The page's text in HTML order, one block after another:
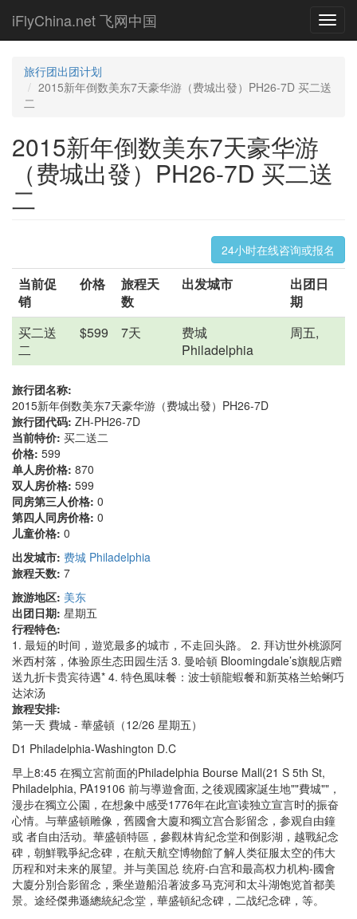
main
iFlyChina.net 飞网中国
旅行团出团计划
2015新年倒数美东7天豪华游（费城出發）PH26-7D 买二送
二
2015新年倒数美东7天豪华游
（费城出發）PH26-7D 买二送
二
24小时在线咨询或报名
当前促
销
价格
旅程天
数
出发城市
出团日
期
买二送
二
$599 7天
费城
Philadelphia
周五,
旅行团名称:
2015新年倒数美东7天豪华游（费城出發）PH26-7D
旅行团代码: ZH-PH26-7D
当前特价: 买二送二
价格: 599
单人房价格: 870
双人房价格: 599
同房第三人价格: 0
第四人同房价格: 0
儿童价格: 0
出发城市: 费城 Philadelphia
旅程天数: 7
旅游地区: 美东
出团日期: 星期五
行程特色:
1. 最短的时间，遊览最多的城市，不走回头路。 2. 拜访世外桃源阿
米西村落，体验原生态田园生活 3. 曼哈頓 Bloomingdale’s旗舰店赠
送九折卡贵宾待遇* 4. 特色風味餐：波士頓龍蝦餐和新英格兰蛤蜊巧
达浓汤
旅程安排:
第一天 費城 - 華盛頓（12/26 星期五）
D1 Philadelphia-Washington D.C
早上8:45 在獨立宮前面的Philadelphia Bourse Mall(21 S 5th St,
Philadelphia, PA19106 前与導遊會面, 之後观國家誕生地""費城""，
漫步在獨立公園，在想象中感受1776年在此宣读独立宣言时的振奋
心情。与華盛頓雕像，舊國會大廈和獨立宫合影留念，参观自由鐘
或 者自由活动。華盛頓特區，參觀林肯紀念堂和倒影湖，越戰紀念
碑，朝鮮戰爭紀念碑，在航天航空博物館了解人类征服太空的伟大
历程和对未来的展望。并与美国总 统府-白宫和最高权力机构-國會
大廈分別合影留念，乘坐遊船沿著波多马克河和太斗湖饱览首都美
景。途经傑弗遜總統紀念堂，華盛頓紀念碑，二战纪念碑，等。